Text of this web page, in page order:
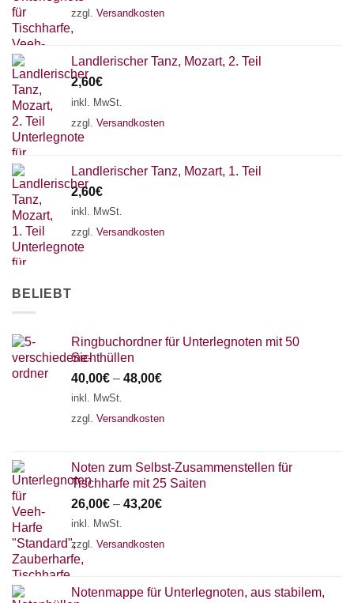
zzgl. Versandkosten
Landlerischer Tanz, Mozart, 2. Teil
2,60€
inkl. MwSt.
zzgl. Versandkosten
Landlerischer Tanz, Mozart, 1. Teil
2,60€
inkl. MwSt.
zzgl. Versandkosten
BELIEBT
Ringbuchordner für Unterlegnoten mit 50
Sichthüllen
40,00€ – 48,00€
inkl. MwSt.
zzgl. Versandkosten
Noten zum Selbst-Zusammenstellen für
Tischharfe mit 25 Saiten
26,00€ – 43,20€
inkl. MwSt.
zzgl. Versandkosten
Notenmappe für Unterlegnoten, aus stabilem,
Chat Support
18 SAITEN 21 SAITEN